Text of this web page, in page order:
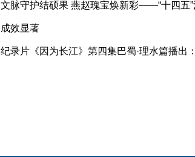
文脉守护结硕果 燕赵瑰宝焕新彩——“十四五
成效显著
纪录片《因为长江》第四集巴蜀·理水篇播出